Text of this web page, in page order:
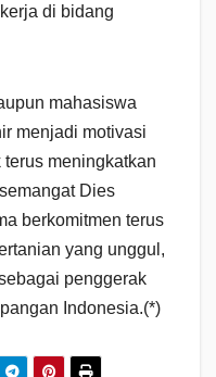
di bidang
mahasiswa
menjadi motivasi
meningkatkan
Dies
berkomitmen terus
yang unggul,
penggerak
Indonesia.(*)